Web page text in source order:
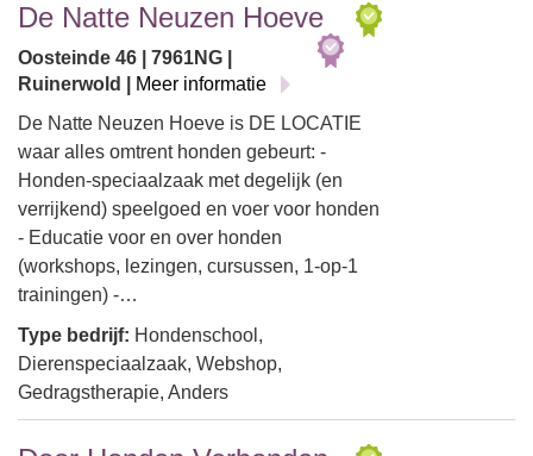
De Natte Neuzen Hoeve
Oosteinde 46 | 7961NG |
Ruinerwold |
Meer informatie
De Natte Neuzen Hoeve is DE LOCATIE
waar alles omtrent honden gebeurt: -
Honden-speciaalzaak met degelijk (en
verrijkend) speelgoed en voer voor honden
- Educatie voor en over honden
(workshops, lezingen, cursussen, 1-op-1
trainingen) -…
Type bedrijf: Hondenschool,
Dierenspeciaalzaak, Webshop,
Gedragstherapie, Anders